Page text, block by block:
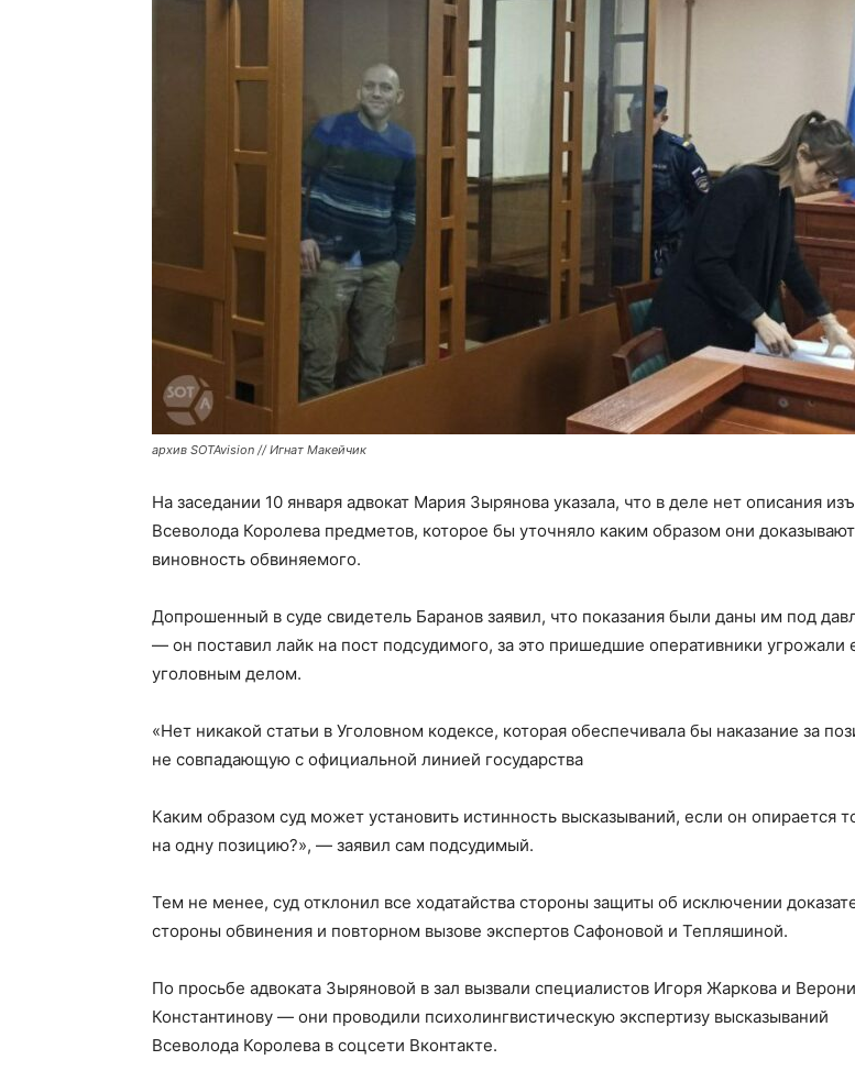
архив SOTAvision // Игнат Макейчик
На заседании 10 января адвокат Мария Зырянова указала, что в деле нет описания
Всеволода Королева предметов, которое бы уточняло каким образом они доказывают
виновность обвиняемого.
Допрошенный в суде свидетель Баранов заявил, что показания были даны им под
— он поставил лайк на пост подсудимого, за это пришедшие оперативники угрожали
уголовным делом.
«Нет никакой статьи в Уголовном кодексе, которая обеспечивала бы наказание за
не совпадающую с официальной линией государства
Каким образом суд может установить истинность высказываний, если он опирается
на одну позицию?», — заявил сам подсудимый.
Тем не менее, суд отклонил все ходатайства стороны защиты об исключении
стороны обвинения и повторном вызове экспертов Сафоновой и Тепляшиной.
По просьбе адвоката Зыряновой в зал вызвали специалистов Игоря Жаркова и
Константинову — они проводили психолингвистическую экспертизу высказываний
Всеволода Королева в соцсети Вконтакте.